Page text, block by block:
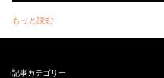
もっと読む
記事カテゴリー